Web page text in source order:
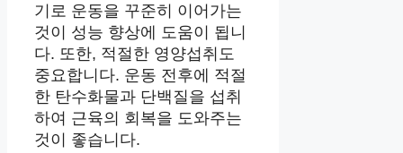
기로 운동을 꾸준히 이어가는
것이 성능 향상에 도움이 됩니
다. 또한, 적절한 영양섭취도
중요합니다. 운동 전후에 적절
한 탄수화물과 단백질을 섭취
하여 근육의 회복을 도와주는
것이 좋습니다.